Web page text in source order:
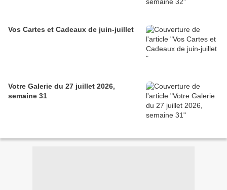
Vos Cartes et Cadeaux de juin-juillet
Votre Galerie du 27 juillet 2026,
semaine 31